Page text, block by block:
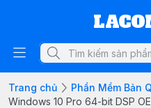
Trang chủ
Phần Mềm Bản
Windows 10 Pro 64-bit DSP